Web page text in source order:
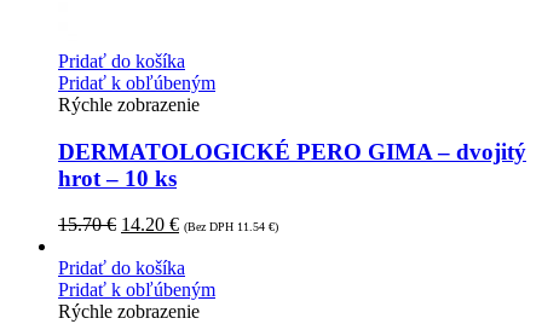
Pridať do košíka
Pridať k obľúbeným
Rýchle zobrazenie
DERMATOLOGICKÉ PERO GIMA – dvojitý
hrot – 10 ks
15.70€ 14.20 € (Bez DPH 11.54 €)
Pridať do košíka
Pridať k obľúbeným
Rýchle zobrazenie